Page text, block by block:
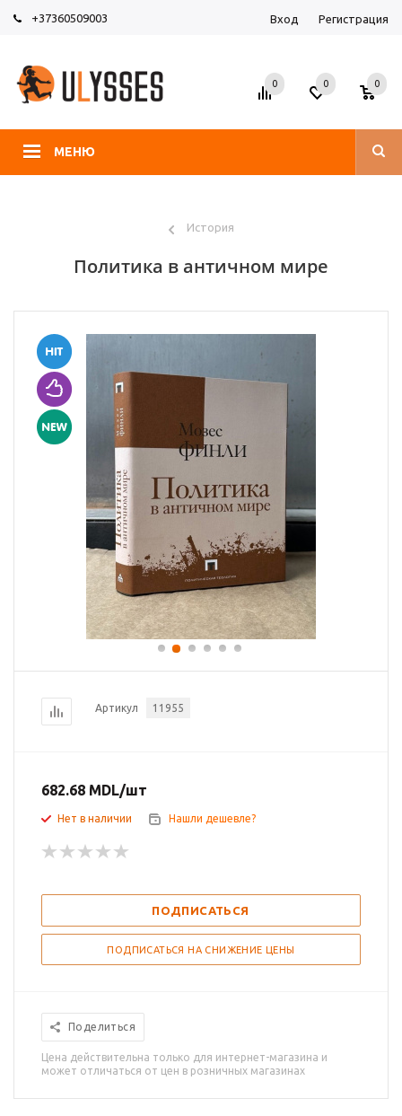
+37360509003 Вход Регистрация
МЕНЮ
0 0 0
История
Политика в античном мире
Артикул 11955
682.68 MDL/шт
Нет в наличии Нашли дешевле?
ПОДПИСАТЬСЯ
ПОДПИСАТЬСЯ НА СНИЖЕНИЕ ЦЕНЫ
Поделиться
Цена действительна только для интернет-магазина и
может отличаться от цен в розничных магазинах